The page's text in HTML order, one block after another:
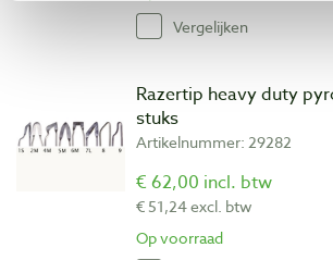
Vergelijken
Razertip heavy duty
stuks
Artikelnummer: 29282
€ 62,00 incl. btw
€ 51,24 excl. btw
Op voorraad